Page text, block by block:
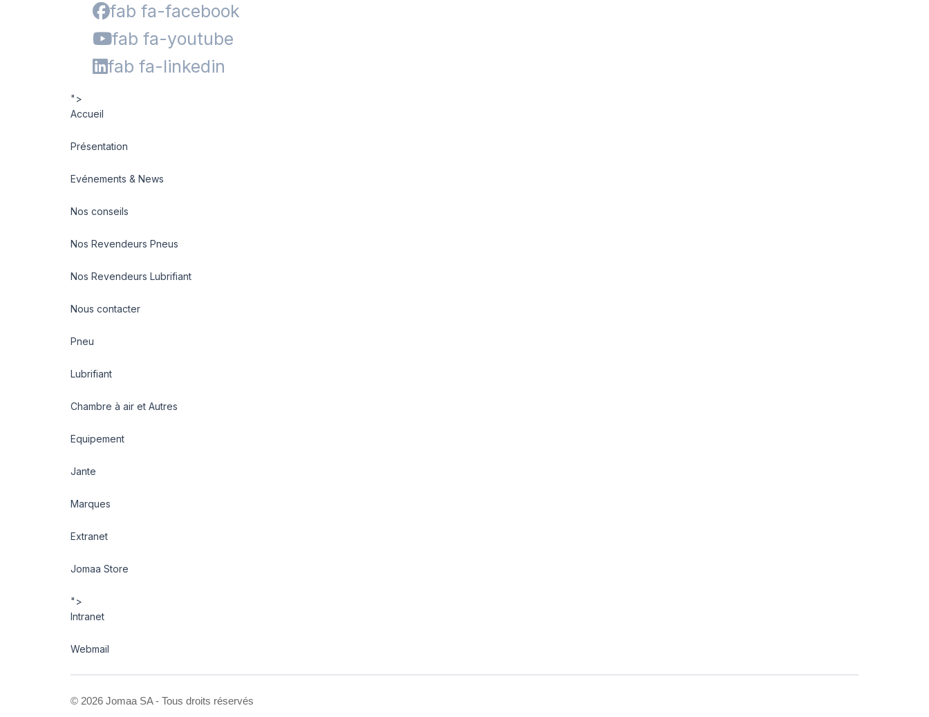
fab fa-facebook
fab fa-youtube
fab fa-linkedin
">
Accueil
Présentation
Evénements & News
Nos conseils
Nos Revendeurs Pneus
Nos Revendeurs Lubrifiant
Nous contacter
Pneu
Lubrifiant
Chambre à air et Autres
Equipement
Jante
Marques
Extranet
Jomaa Store
">
Intranet
Webmail
© 2026 Jomaa SA - Tous droits réservés